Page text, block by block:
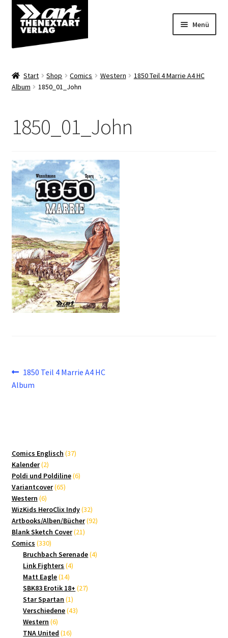
Zur
Navigation
springen
Zum
Inhalt
springen
Menü
Shop
Start Shop Comics Western
1850 Teil 4 Marrie A4 HC
Album
1850_01_John
1850_01_John
Beitragsnavigation
Vorheriger
Beitrag:
1850 Teil 4 Marrie A4 HC
Album
Comics Englisch 3737
Kalender 22
Produkte
Poldi und Poldiline 66
Variantcover 6565
Western 66
Produkte
WizKids HeroClix Indy 3232
Produkte
Artbooks/Alben/Bücher 9292
Blank Sketch Cover 2121
Comics 330330
Produkte
Bruchbach Serenade 44
Link Fighters 44
Matt Eagle 1414
Produkte
SBK83 Erotik 18+ 2727
Star Spartan 11
Produkt
Verschiedene 4343
Western 66
Produkte
TNA United 1616